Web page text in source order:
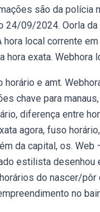
são da polícia
09/2024. Oorla da
local corrente
exata. Webhora
e amt.
chave para
diferença entre
agora, fuso
da capital, os.
estilista desenhou
do nascer/
no